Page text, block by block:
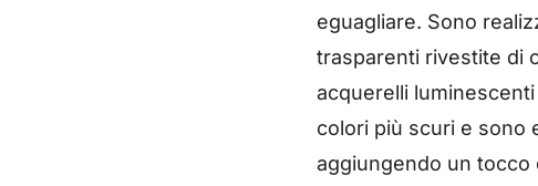
eguagliare. Sono
trasparenti rivestite di
acquerelli
colori più scuri e sono
aggiungendo un tocco